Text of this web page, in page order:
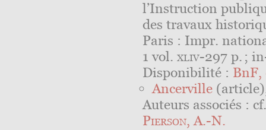
l’Instruction
des travaux
Paris : Impr.
1 vol. xliv-297 p. ;
Disponibilité : BnF,
Ancerville
Auteurs associés :
Pierson, A.-N.